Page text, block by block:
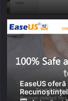
EaseUS
Recunoștinței